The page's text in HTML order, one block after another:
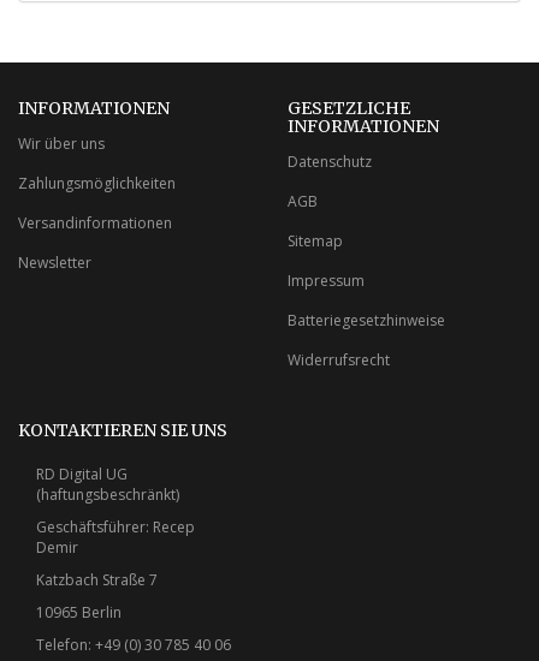
INFORMATIONEN
Wir über uns
Zahlungsmöglichkeiten
Versandinformationen
Newsletter
GESETZLICHE
INFORMATIONEN
Datenschutz
AGB
Sitemap
Impressum
Batteriegesetzhinweise
Widerrufsrecht
KONTAKTIEREN SIE UNS
RD Digital UG
(haftungsbeschränkt)
Geschäftsführer: Recep
Demir
Katzbach Straße 7
10965 Berlin
Telefon: +49 (0) 30 785 40 06